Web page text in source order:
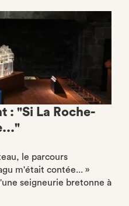
: "Si La Roche-
le parcours
m'était contée... »
seigneurie bretonne à